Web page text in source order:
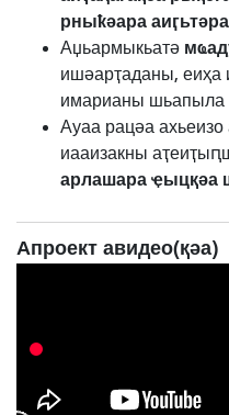
рныҟәара
Аџьармыкьатә
ишәарҭаданы,
имарианы шьапыла
Ауаа рацәа
иааизакны
арлашара ҿыцқәа
Апроект авидео(қәа)